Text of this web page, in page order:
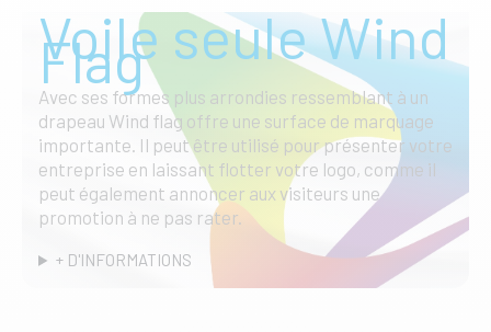
Voile seule Wind
Flag
Avec ses formes plus arrondies ressemblant à un
drapeau Wind flag offre une surface de marquage
importante. Il peut être utilisé pour présenter votre
entreprise en laissant flotter votre logo, comme il
peut également annoncer aux visiteurs une
promotion à ne pas rater.
+ D'INFORMATIONS